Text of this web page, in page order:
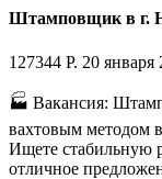
Штамповщик в г.
127344 Р. 20 января
🏭 Вакансия:
вахтовым методом
Ищете стабильную
отличное